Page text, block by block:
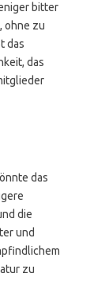
bitter
ohne zu
das
das
das
die
und
zu